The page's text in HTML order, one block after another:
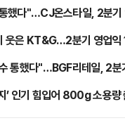
했다"…CJ온스타일, 2분
웃은 KT&G…2분기 영업
수 통했다"…BGF리테일, 2
’ 인기 힘입어 800g 소용량